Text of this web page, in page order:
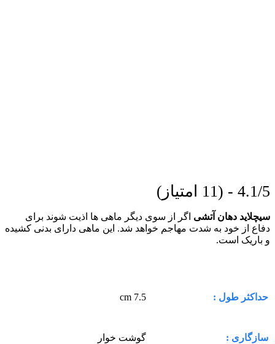
4.1/5 - (11 امتیاز)
سیچلاید دهان آتشی اگر از سوی دیگر ماهی ها اذیت شوند برای
دفاع از خود به شدت مهاجم خواهد شد. این ماهی دارای بدنی کشیده
و باریک است.
حداکثر طول : 7.5 cm
سازگاری : گوشت خوار